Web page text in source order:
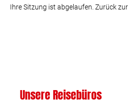
Ihre Sitzung ist abgelaufen. Zurück zur
Unsere Reisebüros